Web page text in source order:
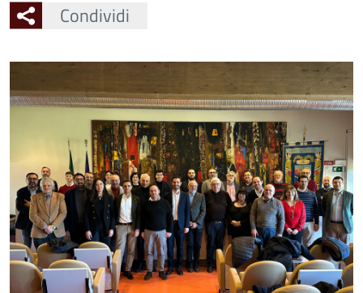
Condividi
Ingrandisci
l'immagine